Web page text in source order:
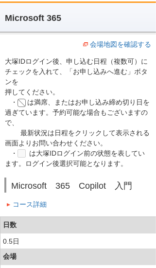
Microsoft 365
会場地図を確認する
大塚IDログイン後、申し込む日程（複数可）に
チェックを入れて、「お申し込みへ進む」ボタ
ンを
押してください。
・
は満席、またはお申し込み締め切り日を
過ぎています。予約可能な場合もございますの
で、
最新状況は日程をクリックして表示される
画面よりお問い合わせください。
・
は大塚IDログイン前の状態を表してい
ます。ログイン後選択可能となります。
Microsoft 365 Copilot 入門
コース詳細
日数
0.5日
会場